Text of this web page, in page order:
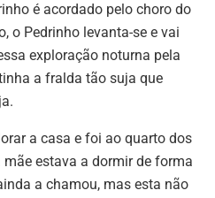
é acordado pelo choro do
o Pedrinho levanta-se e vai
exploração noturna pela
a fralda tão suja que
a casa e foi ao quarto dos
estava a dormir de forma
a chamou, mas esta não